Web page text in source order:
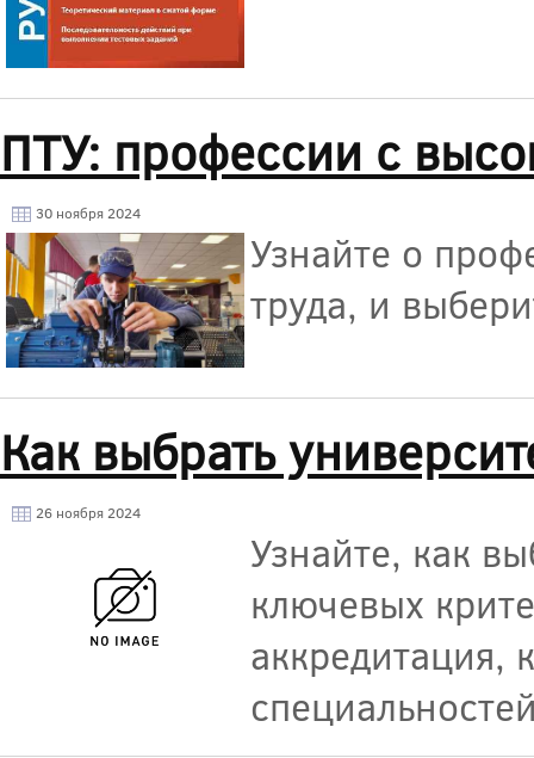
ПТУ: профессии с
30 ноября 2024
Узнайте о
труда, и
Как выбрать
26 ноября 2024
Узнайте, как
ключевых
аккредитация,